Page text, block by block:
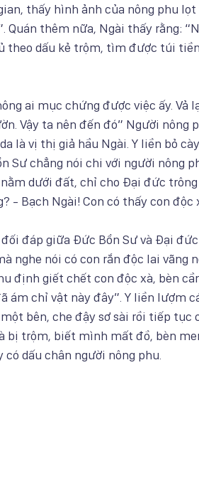
thấy hình ảnh của nông phu
Quán thêm nữa, Ngài thấy rằng:
theo dấu kẻ trộm, tìm được túi
ai mục chứng được việc ấy. Vả
Vậy ta nên đến đó” Người
là vị thị giả hầu Ngài. Y liền bỏ
Sư chẳng nói chi với người nông
dưới đất, chỉ cho Đại đức
- Bạch Ngài! Con có thấy con độc
đáp giữa Đức Bổn Sư và Đại
nghe nói có con rắn độc lai vãng
định giết chết con độc xà, bèn
ám chỉ vật này đây”. Y liền lượm
bên, che đậy sơ sài rồi tiếp tục
bị trộm, biết mình mất đồ, bèn
có dấu chân người nông phu.